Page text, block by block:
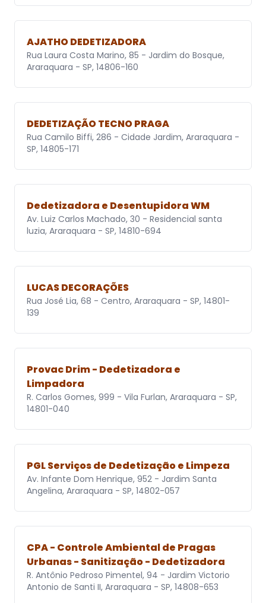
AJATHO DEDETIZADORA
Rua Laura Costa Marino, 85 - Jardim do Bosque,
Araraquara - SP, 14806-160
DEDETIZAÇÃO TECNO PRAGA
Rua Camilo Biffi, 286 - Cidade Jardim, Araraquara -
SP, 14805-171
Dedetizadora e Desentupidora WM
Av. Luiz Carlos Machado, 30 - Residencial santa
luzia, Araraquara - SP, 14810-694
LUCAS DECORAÇÕES
Rua José Lia, 68 - Centro, Araraquara - SP, 14801-
139
Provac Drim - Dedetizadora e
Limpadora
R. Carlos Gomes, 999 - Vila Furlan, Araraquara - SP,
14801-040
PGL Serviços de Dedetização e Limpeza
Av. Infante Dom Henrique, 952 - Jardim Santa
Angelina, Araraquara - SP, 14802-057
CPA - Controle Ambiental de Pragas
Urbanas - Sanitização - Dedetizadora
R. Antônio Pedroso Pimentel, 94 - Jardim Victorio
Antonio de Santi II, Araraquara - SP, 14808-653